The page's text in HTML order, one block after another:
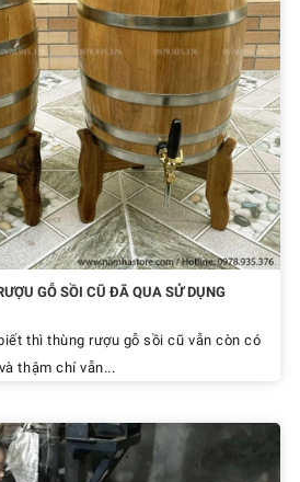
GỖ SỒI CŨ ĐÃ QUA SỬ DỤNG
thì thùng rượu gỗ sồi cũ vẫn còn có
thậm chí vẫn...